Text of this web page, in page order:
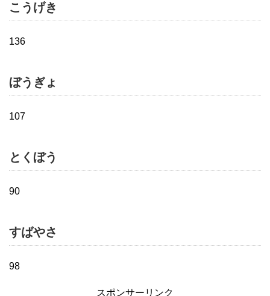
こうげき
136
ぼうぎょ
107
とくぼう
90
すばやさ
98
スポンサーリンク